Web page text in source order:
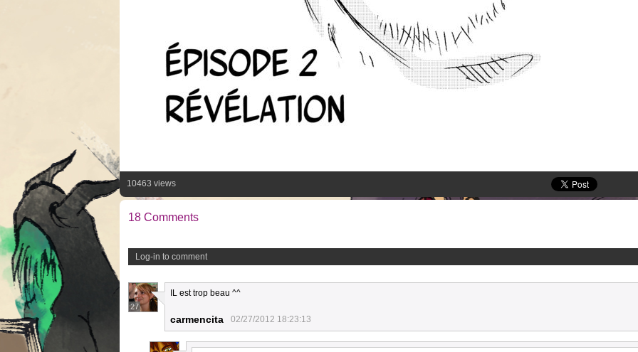
10463 views
18 Comments
Log-in to comment
27
IL est trop beau ^^
carmencita 02/27/2012 18:23:13